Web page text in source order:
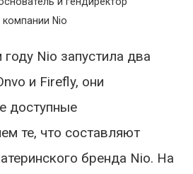
компании Nio
Nio запустила два
и Firefly, они
доступные
те, что составляют
бренда Nio. На